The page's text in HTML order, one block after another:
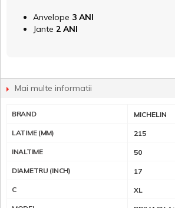
Anvelope 3 ANI
Jante 2 ANI
Mai multe informatii
BRAND MICHELIN
LATIME (MM) 215
INALTIME 50
DIAMETRU (INCH) 17
C XL